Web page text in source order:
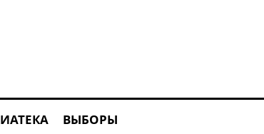
ВЫБОРЫ